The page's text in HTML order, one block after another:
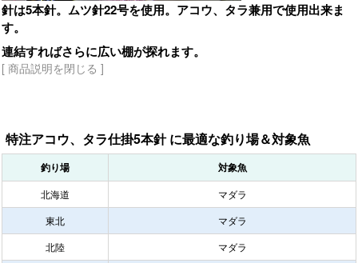
針は5本針。ムツ針22号を使用。アコウ、タラ兼用で使用出来ま
す。
連結すればさらに広い棚が探れます。
[ 商品説明を閉じる ]
特注アコウ、タラ仕掛5本針 に最適な釣り場＆対象魚
釣り場 対象魚
北海道
マダラ
東北
マダラ
北陸
マダラ